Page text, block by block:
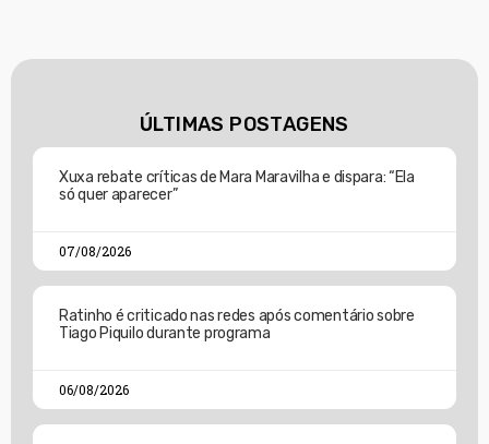
ÚLTIMAS POSTAGENS
Xuxa rebate críticas de Mara Maravilha e dispara: “Ela
só quer aparecer”
07/08/2026
Ratinho é criticado nas redes após comentário sobre
Tiago Piquilo durante programa
06/08/2026